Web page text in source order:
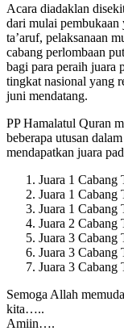
Acara diadaklan
dari mulai
ta’aruf, pelaksanaan
cabang perlombaan
bagi para peraih juara
tingkat nasional yang
juni mendatang.
PP Hamalatul Quran
beberapa utusan
mendapatkan juara
Juara 1
Juara 1
Juara 1
Juara 2
Juara 3
Juara 3
Juara 3
Semoga Allah
kita…..
Amiin….